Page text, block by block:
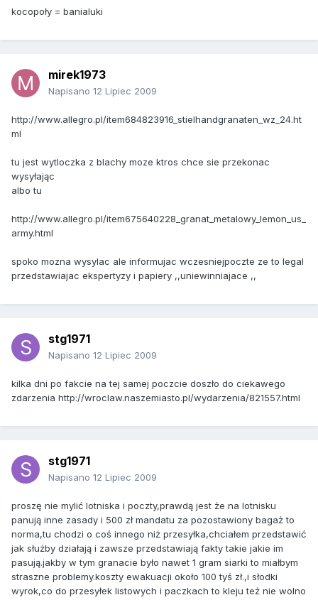
kocopoły = banialuki
mirek1973
Napisano 12 Lipiec 2009
http://www.allegro.pl/item684823916_stielhandgranaten_wz_24.ht
ml
tu jest wytloczka z blachy moze ktros chce sie przekonac
wysyłając
albo tu
http://www.allegro.pl/item675640228_granat_metalowy_lemon_us_
army.html
spoko mozna wysylac ale informujac wczesniejpoczte ze to legal
przedstawiajac ekspertyzy i papiery ,,uniewinniajace ,,
stg1971
Napisano 12 Lipiec 2009
kilka dni po fakcie na tej samej poczcie doszło do ciekawego
zdarzenia http://wroclaw.naszemiasto.pl/wydarzenia/821557.html
stg1971
Napisano 12 Lipiec 2009
proszę nie mylić lotniska i poczty,prawdą jest że na lotnisku
panują inne zasady i 500 zł mandatu za pozostawiony bagaż to
norma,tu chodzi o coś innego niż przesyłka,chciałem przedstawić
jak służby działają i zawsze przedstawiają fakty takie jakie im
pasują.jakby w tym granacie było nawet 1 gram siarki to miałbym
straszne problemy.koszty ewakuacji około 100 tyś zł.,i słodki
wyrok,co do przesyłek listowych i paczkach to kleju też nie wolno